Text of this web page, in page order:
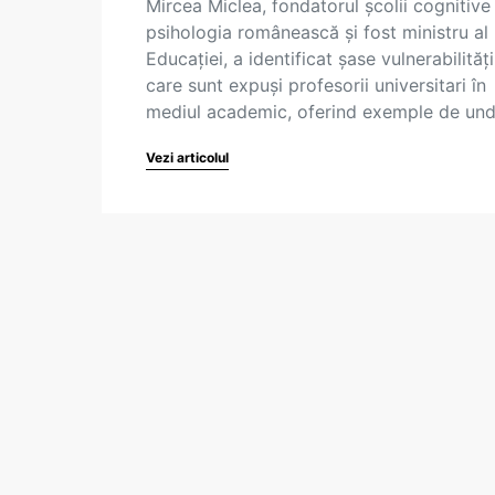
Mircea Miclea, fondatorul școlii cognitive
psihologia românească și fost ministru al
Educației, a identificat șase
care sunt expuși profesorii universitari în
mediul academic, oferind exemple de
Vezi articolul